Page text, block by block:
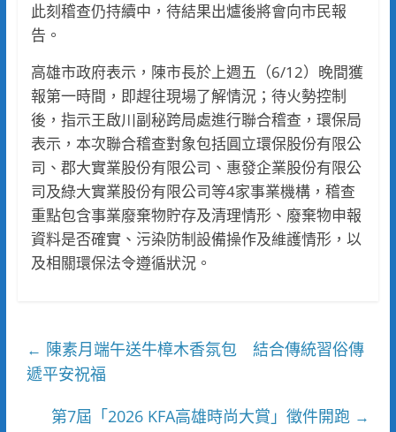
此刻稽查仍持續中，待結果出爐後將會向市民報
告。
高雄市政府表示，陳市長於上週五（6/12）晚間獲
報第一時間，即趕往現場了解情況；待火勢控制
後，指示王啟川副秘跨局處進行聯合稽查，環保局
表示，本次聯合稽查對象包括圓立環保股份有限公
司、郡大實業股份有限公司、惠發企業股份有限公
司及綠大實業股份有限公司等4家事業機構，稽查
重點包含事業廢棄物貯存及清理情形、廢棄物申報
資料是否確實、污染防制設備操作及維護情形，以
及相關環保法令遵循狀況。
← 陳素月端午送牛樟木香氛包 結合傳統習俗傳
遞平安祝福
第7屆「2026 KFA高雄時尚大賞」徵件開跑 →